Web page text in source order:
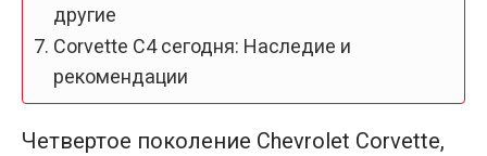
другие
Corvette C4 сегодня: Наследие и
рекомендации
Четвертое поколение Chevrolet Corvette,